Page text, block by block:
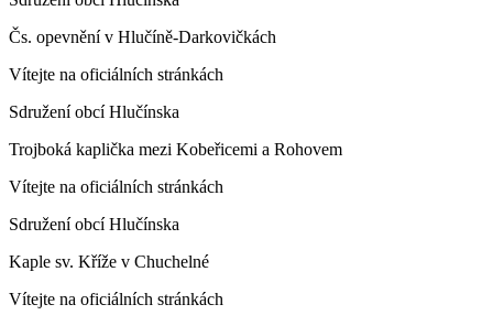
Čs. opevnění v Hlučíně-Darkovičkách
Vítejte na oficiálních stránkách
Sdružení obcí Hlučínska
Trojboká kaplička mezi Kobeřicemi a Rohovem
Vítejte na oficiálních stránkách
Sdružení obcí Hlučínska
Kaple sv. Kříže v Chuchelné
Vítejte na oficiálních stránkách